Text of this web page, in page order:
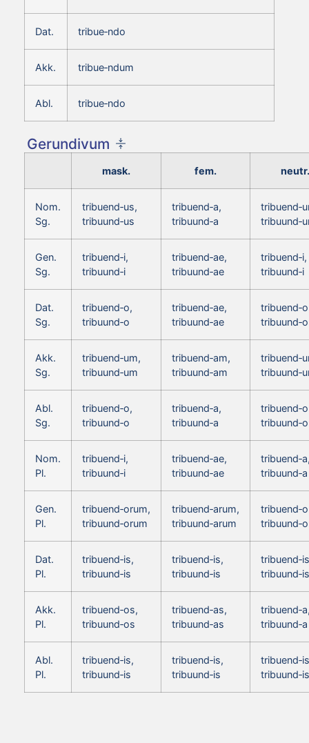
Dat. tribue‑ndo
Akk. tribue‑ndum
Abl. tribue‑ndo
Gerundivum
mask. fem. neutr.
Nom.
Sg.
tribuend‑us,
tribuund‑us
tribuend‑a,
tribuund‑a
Gen.
Sg.
tribuend‑i,
tribuund‑i
tribuend‑ae,
tribuund‑ae
tribuend‑i,
tribuund‑i
Dat.
Sg.
tribuend‑o,
tribuund‑o
tribuend‑ae,
tribuund‑ae
tribuund‑o
Akk.
Sg.
tribuend‑um,
tribuund‑um
tribuend‑am,
tribuund‑am
Abl.
Sg.
tribuend‑o,
tribuund‑o
tribuend‑a,
tribuund‑a
tribuund‑o
Nom.
Pl.
tribuend‑i,
tribuund‑i
tribuend‑ae,
tribuund‑ae
tribuund‑a
Gen.
Pl.
tribuend‑orum,
tribuund‑orum
tribuend‑arum,
tribuund‑arum
Dat.
Pl.
tribuend‑is,
tribuund‑is
tribuend‑is,
tribuund‑is
tribuund‑is
Akk.
Pl.
tribuend‑os,
tribuund‑os
tribuend‑as,
tribuund‑as
tribuund‑a
Abl.
Pl.
tribuend‑is,
tribuund‑is
tribuend‑is,
tribuund‑is
tribuund‑is